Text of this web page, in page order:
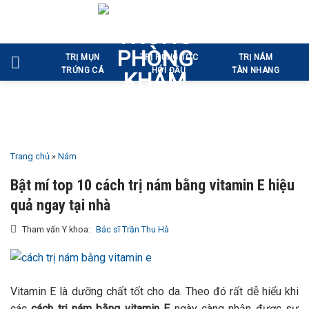
nội
dung
TRỊ MỤN
TRỨNG CÁ
TRỊ RỤNG TÓC
HÓI ĐẦU
TRỊ NÁM
TÀN NHANG
Trang chủ » Nám
Bật mí top 10 cách trị nám bằng vitamin E hiệu
quả ngay tại nhà
Tham vấn Y khoa: Bác sĩ Trần Thu Hà
Vitamin E là dưỡng chất tốt cho da. Theo đó rất dễ hiểu khi